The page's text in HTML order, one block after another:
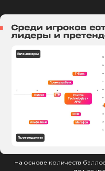
На основе количеств